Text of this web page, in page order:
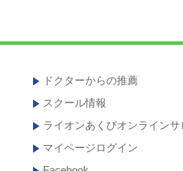
ドクターからの推薦
スクール情報
ライオンあくびオンラインサ
マイページログイン